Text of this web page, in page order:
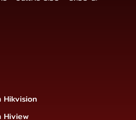
Hikvision
Hiview